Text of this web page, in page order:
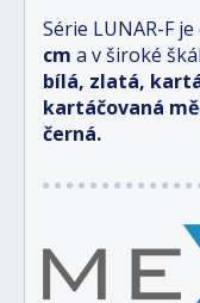
Série LUNAR-F
cm a v široké
bílá, zlatá,
kartáčovaná
černá.